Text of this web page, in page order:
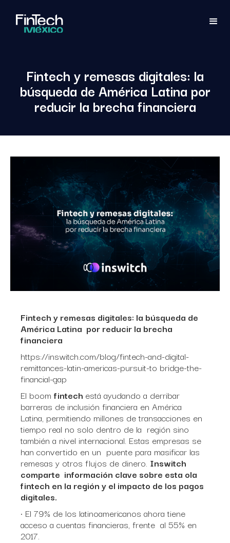
Fintech y remesas digitales: la
búsqueda de América Latina por
reducir la brecha financiera
Fintech y remesas digitales: la búsqueda de
América Latina por reducir la brecha
financiera
https://inswitch.com/blog/fintech-and-digital-
remittances-latin-americas-pursuit-to bridge-the-
financial-gap
El boom fintech está ayudando a derribar
barreras de inclusión financiera en América
Latina, permitiendo millones de transacciones en
tiempo real no solo dentro de la región sino
también a nivel internacional. Estas empresas se
han convertido en un puente para masificar las
remesas y otros flujos de dinero. Inswitch
comparte información clave sobre esta ola
fintech en la región y el impacto de los pagos
digitales.
• El 79% de los latinoamericanos ahora tiene
acceso a cuentas financieras, frente al 55% en
2017.